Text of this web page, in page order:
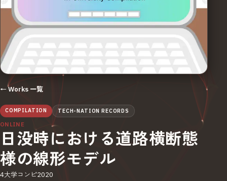
← Works 一覧
COMPILATION TECH-NATION RECORDS
ONLINE
日没時における道路横断態
様の線形モデル
4大学コンピ2020